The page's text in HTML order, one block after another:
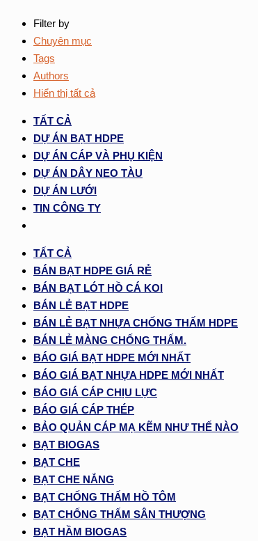
Filter by
Chuyên mục
Tags
Authors
Hiển thị tất cả
TẤT CẢ
DỰ ÁN BẠT HDPE
DỰ ÁN CÁP VÀ PHỤ KIỆN
DỰ ÁN DÂY NEO TÀU
DỰ ÁN LƯỚI
TIN CÔNG TY
TẤT CẢ
BÁN BẠT HDPE GIÁ RẺ
BÁN BẠT LÓT HỒ CÁ KOI
BÁN LẺ BẠT HDPE
BÁN LẺ BẠT NHỰA CHỐNG THẤM HDPE
BÁN LẺ MÀNG CHỐNG THẤM.
BÁO GIÁ BẠT HDPE MỚI NHẤT
BÁO GIÁ BẠT NHỰA HDPE MỚI NHẤT
BÁO GIÁ CÁP CHỊU LỰC
BÁO GIÁ CÁP THÉP
BẢO QUẢN CÁP MẠ KẼM NHƯ THẾ NÀO
BẠT BIOGAS
BẠT CHE
BẠT CHE NẮNG
BẠT CHỐNG THẤM HỒ TÔM
BẠT CHỐNG THẤM SÂN THƯỢNG
BẠT HẦM BIOGAS